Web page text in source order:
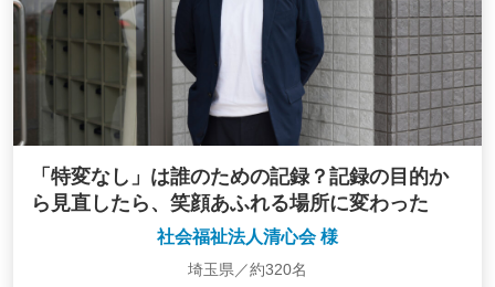
「特変なし」は誰のための記録？記録の目的か
ら見直したら、笑顔あふれる場所に変わった
社会福祉法人清心会 様
埼玉県／約320名